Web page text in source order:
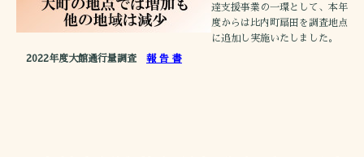
達支援事業の一環として、本年
度からは比内町扇田を調査地点
に追加し実施いたしました。
2022年度大館通行量調査 報 告 書